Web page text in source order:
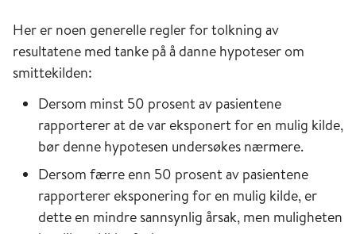
Her er noen generelle regler for tolkning av
resultatene med tanke på å danne hypoteser om
smittekilden:
Dersom minst 50 prosent av pasientene
rapporterer at de var eksponert for en mulig kilde,
bør denne hypotesen undersøkes nærmere.
Dersom færre enn 50 prosent av pasientene
rapporterer eksponering for en mulig kilde, er
dette en mindre sannsynlig årsak, men muligheten